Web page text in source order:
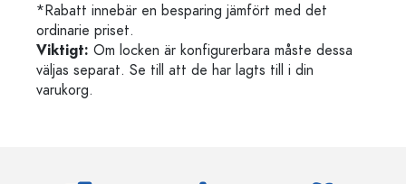
*Rabatt innebär en besparing jämfört med det
ordinarie priset.
Viktigt: Om locken är konfigurerbara måste dessa
väljas separat. Se till att de har lagts till i din
varukorg.